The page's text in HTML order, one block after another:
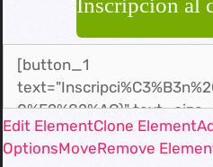
Edit ElementClone Element
OptionsMoveRemove